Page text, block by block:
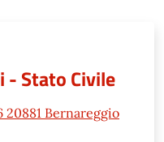
- Stato Civile
20881 Bernareggio